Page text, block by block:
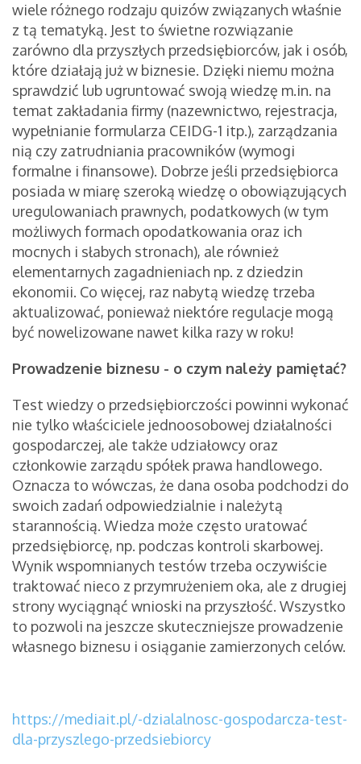
wiele różnego rodzaju quizów związanych właśnie
z tą tematyką. Jest to świetne rozwiązanie
zarówno dla przyszłych przedsiębiorców, jak i osób,
które działają już w biznesie. Dzięki niemu można
sprawdzić lub ugruntować swoją wiedzę m.in. na
temat zakładania firmy (nazewnictwo, rejestracja,
wypełnianie formularza CEIDG-1 itp.), zarządzania
nią czy zatrudniania pracowników (wymogi
formalne i finansowe). Dobrze jeśli przedsiębiorca
posiada w miarę szeroką wiedzę o obowiązujących
uregulowaniach prawnych, podatkowych (w tym
możliwych formach opodatkowania oraz ich
mocnych i słabych stronach), ale również
elementarnych zagadnieniach np. z dziedzin
ekonomii. Co więcej, raz nabytą wiedzę trzeba
aktualizować, ponieważ niektóre regulacje mogą
być nowelizowane nawet kilka razy w roku!
Prowadzenie biznesu - o czym należy pamiętać?
Test wiedzy o przedsiębiorczości powinni wykonać
nie tylko właściciele jednoosobowej działalności
gospodarczej, ale także udziałowcy oraz
członkowie zarządu spółek prawa handlowego.
Oznacza to wówczas, że dana osoba podchodzi do
swoich zadań odpowiedzialnie i należytą
starannością. Wiedza może często uratować
przedsiębiorcę, np. podczas kontroli skarbowej.
Wynik wspomnianych testów trzeba oczywiście
traktować nieco z przymrużeniem oka, ale z drugiej
strony wyciągnąć wnioski na przyszłość. Wszystko
to pozwoli na jeszcze skuteczniejsze prowadzenie
własnego biznesu i osiąganie zamierzonych celów.
https://mediait.pl/-dzialalnosc-gospodarcza-test-
dla-przyszlego-przedsiebiorcy